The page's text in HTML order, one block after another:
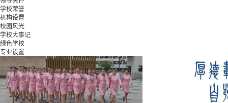
学校荣誉
机构设置
校园风光
学校大事记
绿色学校
专业设置